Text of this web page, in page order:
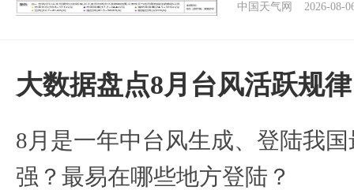
中国天气网 2026-08-
大数据盘点8月台风活跃规律
8月是一年中台风生成、登陆我
强？最易在哪些地方登陆？